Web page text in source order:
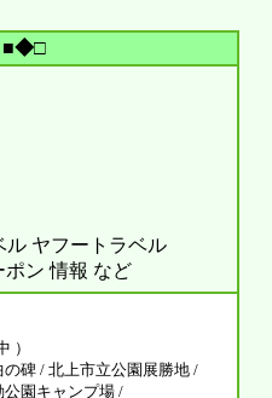
■◆□
ル ヤフートラベル
ポン 情報 など
）
碑 / 北上市立公園展勝地 /
園キャンプ場 /